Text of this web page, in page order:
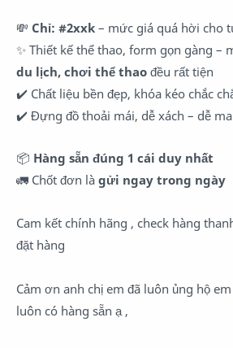
💸 Chỉ: #2xxk – mức giá quá hời cho
✨ Thiết kế thể thao, form gọn gàng –
du lịch, chơi thể thao đều rất tiện
✔️ Chất liệu bền đẹp, khóa kéo chắc
✔️ Đựng đồ thoải mái, dễ xách – dễ
📦 Hàng sẵn đúng 1 cái duy nhất
🚛 Chốt đơn là gửi ngay trong ngày
Cam kết chính hãng , check hàng
đặt hàng
Cảm ơn anh chị em đã luôn ủng hộ
luôn có hàng sẵn ạ ,